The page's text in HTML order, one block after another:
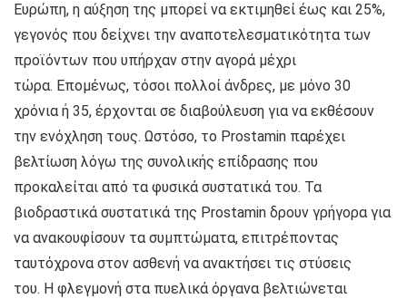
Ευρώπη, η αύξηση της μπορεί να εκτιμηθεί έως και 25%,
γεγονός που δείχνει την αναποτελεσματικότητα των
προϊόντων που υπήρχαν στην αγορά μέχρι
τώρα. Επομένως, τόσοι πολλοί άνδρες, με μόνο 30
χρόνια ή 35, έρχονται σε διαβούλευση για να εκθέσουν
την ενόχληση τους. Ωστόσο, το Prostamin παρέχει
βελτίωση λόγω της συνολικής επίδρασης που
προκαλείται από τα φυσικά συστατικά του. Τα
βιοδραστικά συστατικά της Prostamin δρουν γρήγορα για
να ανακουφίσουν τα συμπτώματα, επιτρέποντας
ταυτόχρονα στον ασθενή να ανακτήσει τις στύσεις
του. Η φλεγμονή στα πυελικά όργανα βελτιώνεται